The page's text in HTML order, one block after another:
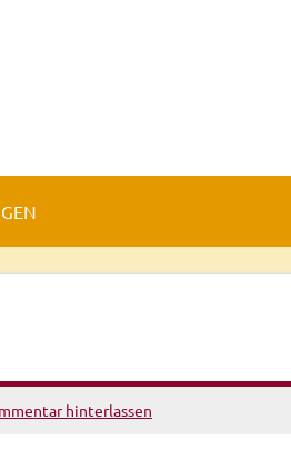
hinterlassen